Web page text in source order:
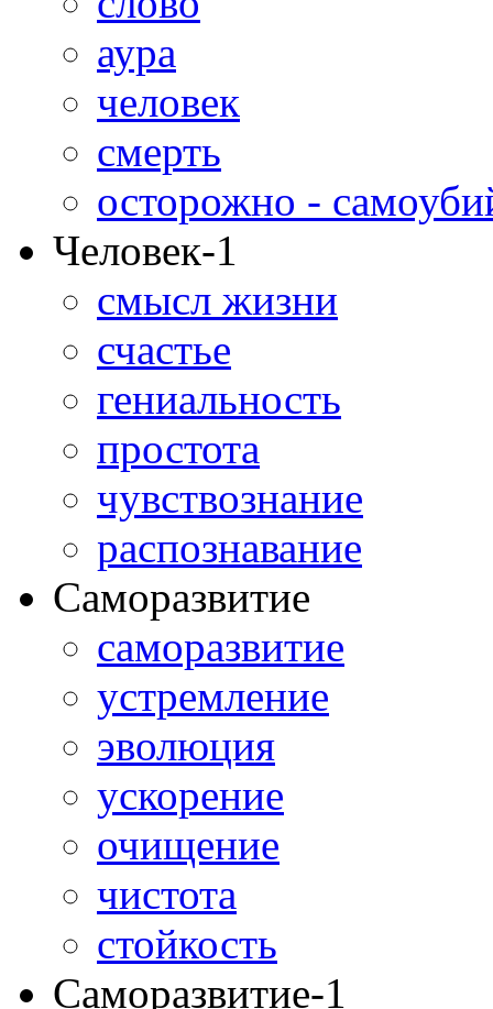
аура
человек
смерть
осторожно -
Человек-1
смысл жизни
счастье
гениальность
простота
чувствознание
распознавание
Саморазвитие
саморазвитие
устремление
эволюция
ускорение
очищение
чистота
стойкость
Саморазвитие-1